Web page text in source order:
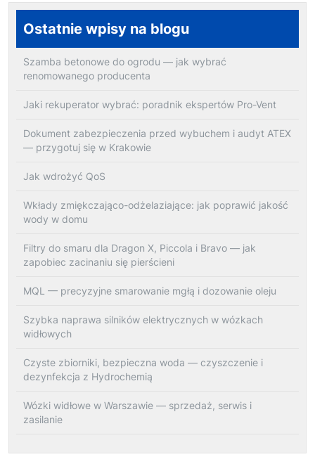
Ostatnie wpisy na blogu
Szamba betonowe do ogrodu — jak wybrać
renomowanego producenta
Jaki rekuperator wybrać: poradnik ekspertów Pro-Vent
Dokument zabezpieczenia przed wybuchem i audyt ATEX
— przygotuj się w Krakowie
Jak wdrożyć QoS
Wkłady zmiękczająco-odżelaziające: jak poprawić jakość
wody w domu
Filtry do smaru dla Dragon X, Piccola i Bravo — jak
zapobiec zacinaniu się pierścieni
MQL — precyzyjne smarowanie mgłą i dozowanie oleju
Szybka naprawa silników elektrycznych w wózkach
widłowych
Czyste zbiorniki, bezpieczna woda — czyszczenie i
dezynfekcja z Hydrochemią
Wózki widłowe w Warszawie — sprzedaż, serwis i
zasilanie